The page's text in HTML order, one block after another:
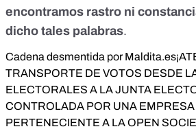
encontramos rastro ni
dicho tales palabras.
Cadena desmentida por Maldita.es
TRANSPORTE DE VOTOS DESDE
ELECTORALES A LA JUNTA
CONTROLADA POR UNA
PERTENECIENTE A LA OPEN